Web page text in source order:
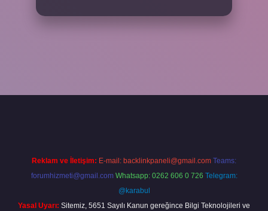
Reklam ve İletişim: E-mail: backlinkpaneli@gmail.com Teams:
forumhizmeti@gmail.com Whatsapp: 0262 606 0 726 Telegram:
@karabul
Yasal Uyarı: Sitemiz, 5651 Sayılı Kanun gereğince Bilgi Teknolojileri ve